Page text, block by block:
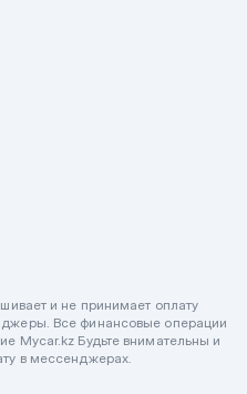
и не принимает оплату
Все финансовые операции
Mycar.kz Будьте внимательны и
в мессенджерах.